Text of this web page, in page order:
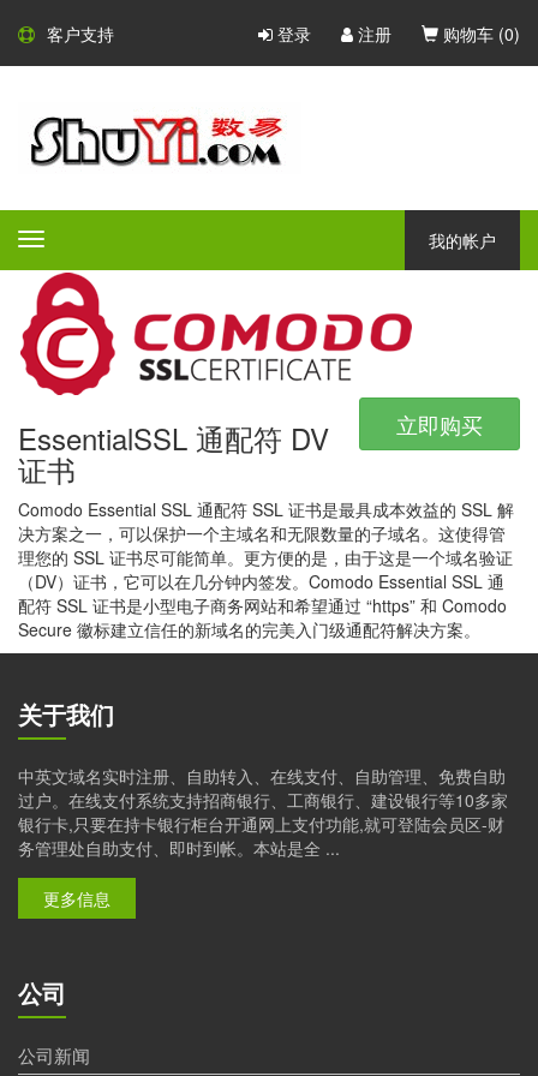
客户支持 登录 注册 购物车 (0)
Toggle
navigation
我的帐户
Comodo SSL 证书
Comodo - 大型的 CA 证书颁发
机构
会为任何公司或组织提供完美的安全解决方案。
立即购买
EssentialSSL 通配符 DV
证书
Comodo Essential SSL 通配符 SSL 证书是最具成本效益的 SSL 解
决方案之一，可以保护一个主域名和无限数量的子域名。这使得管
理您的 SSL 证书尽可能简单。更方便的是，由于这是一个域名验证
（DV）证书，它可以在几分钟内签发。Comodo Essential SSL 通
配符 SSL 证书是小型电子商务网站和希望通过 “https” 和 Comodo
Secure 徽标建立信任的新域名的完美入门级通配符解决方案。
关于我们
中英文域名实时注册、自助转入、在线支付、自助管理、免费自助
过户。在线支付系统支持招商银行、工商银行、建设银行等10多家
银行卡,只要在持卡银行柜台开通网上支付功能,就可登陆会员区-财
务管理处自助支付、即时到帐。本站是全 ...
更多信息
公司
公司新闻